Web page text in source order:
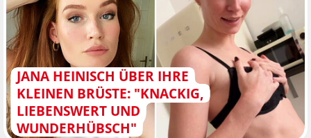
JANA HEINISCH ÜBER IHRE
KLEINEN BRÜSTE: "KNACKIG,
LIEBENSWERT UND
WUNDERHÜBSCH"